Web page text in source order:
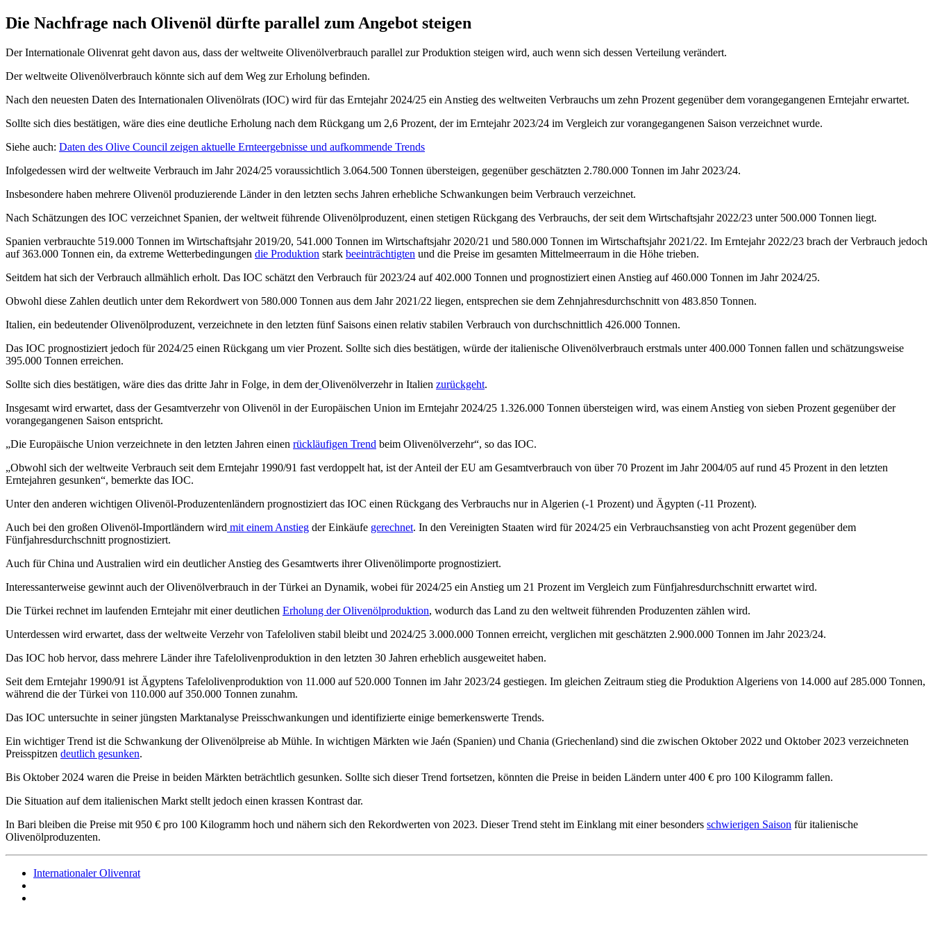
Die Nachfrage nach Olivenöl dürfte parallel zum Angebot steigen
Der Internationale Olivenrat geht davon aus, dass der weltweite Olivenölverbrauch parallel zur Produktion steigen wird, auch wenn sich dessen Verteilung verändert.
Der weltweite Olivenölver­brauch könnte sich auf dem Weg zur Erholung be­finden.
Nach den neuesten Daten des Internationalen Olivenölrats (IOC) wird für das Erntejahr 2024/25 ein Anstieg des weltweiten Verbrauchs um zehn Prozent gegenüber dem vorangegangenen Erntejahr erwartet.
Sollte sich dies bestätigen, wäre dies eine deutliche Erholung nach dem Rückgang um 2,6 Prozent, der im Erntejahr 2023/24 im Vergleich zur vorangegangenen Saison verzeichnet wurde.
Siehe auch: Daten des Olive Council zeigen aktuelle Ernteergebnisse und aufkommende Trends
Infolgedessen wird der weltweite Verbrauch im Jahr 2024/25 voraussichtlich 3.064.500 Tonnen übersteigen, gegenüber geschätzten 2.780.000 Tonnen im Jahr 2023/24.
Insbesondere haben mehrere Olivenöl produzierende Länder in den letzten sechs Jahren erhebliche Schwankungen beim Verbrauch verzeichnet.
Nach Schätzungen des IOC verzeichnet Spanien, der weltweit führende Olivenölproduzent, einen stetigen Rückgang des Verbrauchs, der seit dem Wirtschaftsjahr 2022/23 unter 500.000 Tonnen liegt.
Spanien verbrauchte 519.000 Tonnen im Wirtschaftsjahr 2019/20, 541.000 Tonnen im Wirtschaftsjahr 2020/21 und 580.000 Tonnen im Wirtschaftsjahr 2021/22. Im Erntejahr 2022/23 brach der Verbrauch jedoch
auf 363.000 Tonnen ein, da extreme Wetterbedingungen die Produktion stark beeinträchtigten und die Preise im gesamten Mittelmeerraum in die Höhe trieben.
Seitdem hat sich der Verbrauch allmählich erholt. Das IOC schätzt den Verbrauch für 2023/24 auf 402.000 Tonnen und prognostiziert einen Anstieg auf 460.000 Tonnen im Jahr 2024/25.
Obwohl diese Zahlen deutlich unter dem Rekordwert von 580.000 Tonnen aus dem Jahr 2021/22 liegen, entsprechen sie dem Zehnjahresdurchschnitt von 483.850 Tonnen.
Italien, ein bedeutender Olivenölproduzent, verzeichnete in den letzten fünf Saisons einen relativ stabilen Verbrauch von durchschnittlich 426.000 Tonnen.
Das IOC prognostiziert jedoch für 2024/25 einen Rückgang um vier Prozent. Sollte sich dies bestätigen, würde der italienische Olivenölverbrauch erstmals unter 400.000 Tonnen fallen und schätzungsweise
395.000 Tonnen erreichen.
Sollte sich dies bestätigen, wäre dies das dritte Jahr in Folge, in dem der Olivenölverzehr in Italien zurückgeht.
Insgesamt wird erwartet, dass der Gesamtverzehr von Olivenöl in der Europäischen Union im Erntejahr 2024/25 1.326.000 Tonnen übersteigen wird, was einem Anstieg von sieben Prozent gegenüber der
vorangegangenen Saison entspricht.
„Die Europäische Union verzeichnete in den letzten Jahren einen rückläufigen Trend beim Olivenölverzehr“, so das IOC.
„Obwohl sich der weltweite Verbrauch seit dem Erntejahr 1990/91 fast verdoppelt hat, ist der Anteil der EU am Gesamtverbrauch von über 70 Prozent im Jahr 2004/05 auf rund 45 Prozent in den letzten
Erntejahren gesunken“, bemerkte das IOC.
Unter den anderen wichtigen Olivenöl-Produzentenländern prognostiziert das IOC einen Rückgang des Verbrauchs nur in Algerien (-1 Prozent) und Ägypten (-11 Prozent).
Auch bei den großen Olivenöl-Importländern wird mit einem Anstieg der Einkäufe gerechnet. In den Vereinigten Staaten wird für 2024/25 ein Verbrauchsanstieg von acht Prozent gegenüber dem
Fünfjahresdurchschnitt prognostiziert.
Auch für China und Australien wird ein deutlicher Anstieg des Gesamtwerts ihrer Olivenölimporte prognostiziert.
Interessanterweise gewinnt auch der Olivenölver­brauch in der Türkei an Dynamik, wobei für 2024/25 ein Anstieg um 21 Prozent im Vergleich zum Fünfjahresdurchschnitt erwartet wird.
Die Türkei rechnet im laufenden Erntejahr mit einer deutlichen Erholung der Olivenölproduktion, wodurch das Land zu den weltweit führenden Produzenten zählen wird.
Unterdessen wird erwartet, dass der weltweite Verzehr von Tafeloliven stabil bleibt und 2024/25 3.000.000 Tonnen erreicht, verglichen mit geschätzten 2.900.000 Tonnen im Jahr 2023/24.
Das IOC hob hervor, dass mehrere Länder ihre Tafelolivenproduktion in den letzten 30 Jahren erheblich ausgeweitet haben.
Seit dem Erntejahr 1990/91 ist Ägyptens Tafelolivenproduktion von 11.000 auf 520.000 Tonnen im Jahr 2023/24 gestiegen. Im gleichen Zeitraum stieg die Produktion Algeriens von 14.000 auf 285.000 Tonnen,
während die der Türkei von 110.000 auf 350.000 Tonnen zunahm.
Das IOC untersuchte in seiner jüngsten Marktanalyse Preisschwankungen und identifizierte einige bemerkenswerte Trends.
Ein wichtiger Trend ist die Schwankung der Olivenölpreise ab Mühle. In wichtigen Märkten wie Jaén (Spanien) und Chania (Griechenland) sind die zwischen Oktober 2022 und Oktober 2023 verzeichneten
Preisspitzen deutlich gesunken.
Bis Oktober 2024 waren die Preise in beiden Märkten beträchtlich gesunken. Sollte sich dieser Trend fortsetzen, könnten die Preise in beiden Ländern unter 400 € pro 100 Kilogramm fallen.
Die Situation auf dem italienischen Markt stellt jedoch einen krassen Kontrast dar.
In Bari bleiben die Preise mit 950 € pro 100 Kilogramm hoch und nähern sich den Rekordwerten von 2023. Dieser Trend steht im Einklang mit einer besonders schwierigen Saison für italienische
Olivenölproduzenten.
Internationaler Olivenrat